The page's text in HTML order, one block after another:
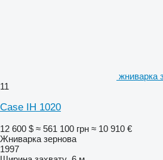
жниварка
11
Case IH 1020
12 600 $ ≈ 561 100 грн ≈ 10 910 €
Жниварка зернова
1997